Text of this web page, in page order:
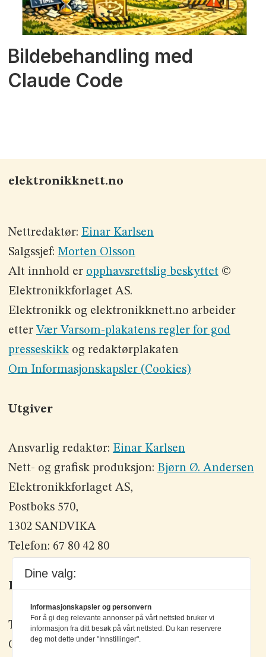
Bildebehandling med
Claude Code
elektronikknett.no
Nettredaktør: Einar Karlsen
Salgssjef: Morten Olsson
Alt innhold er opphavsrettslig beskyttet©
Elektronikkforlaget AS.
Elektronikk og elektronikknett.no arbeider
etter Vær Varsom-plakatens regler for god
presseskikkog redaktørplakaten
Om Informasjonskapsler (Cookies)
Utgiver
Ansvarlig redaktør: Einar Karlsen
Nett- og grafisk produksjon: Bjørn Ø. Andersen
Elektronikkforlaget AS,
Postboks 570,
1302 SANDVIKA
Telefon: 67 80 42 80
Kontakt oss
Tlf: +47 67 80 42 80
Olav Brunborgs vei 6, 1396 Billingstad
Dine valg:
Informasjonskapsler og personvern
For å gi deg relevante annonser på vårt nettsted bruker vi
informasjon fra ditt besøk på vårt nettsted. Du kan reservere
deg mot dette under "Innstillinger".